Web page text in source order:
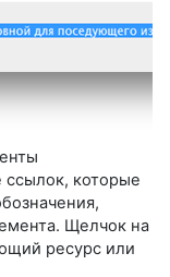
ссылок, которые
Щелчок на
ресурс или